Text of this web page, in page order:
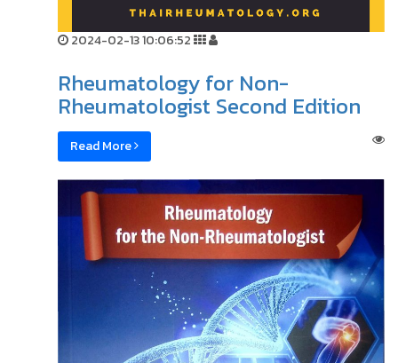
2024-02-13 10:06:52
Rheumatology for Non-
Rheumatologist Second Edition
Read More